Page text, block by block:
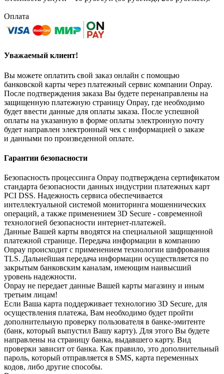
Оплата
Уважаемый клиент!
Вы можете оплатить свой заказ онлайн с помощью
банковской карты через платежный сервис компании Onpay.
После подтверждения заказа Вы будете перенаправлены на
защищенную платежную страницу Onpay, где необходимо
будет ввести данные для оплаты заказа. После успешной
оплаты на указанную в форме оплаты электронную почту
будет направлен электронный чек с информацией о заказе
и данными по произведенной оплате.
Гарантии безопасности
Безопасность процессинга Onpay подтверждена сертификатом
стандарта безопасности данных индустрии платежных карт
PCI DSS. Надежность сервиса обеспечивается
интеллектуальной системой мониторинга мошеннических
операций, а также применением 3D Secure - современной
технологией безопасности интернет-платежей.
Данные Вашей карты вводятся на специальной защищенной
платежной странице. Передача информации в компанию
Onpay происходит с применением технологии шифрования
TLS. Дальнейшая передача информации осуществляется по
закрытым банковским каналам, имеющим наивысший
уровень надежности.
Onpay не передает данные Вашей карты магазину и иным
третьим лицам!
Если Ваша карта поддерживает технологию 3D Secure, для
осуществления платежа, Вам необходимо будет пройти
дополнительную проверку пользователя в банке-эмитенте
(банк, который выпустил Вашу карту). Для этого Вы будете
направлены на страницу банка, выдавшего карту. Вид
проверки зависит от банка. Как правило, это дополнительный
пароль, который отправляется в SMS, карта переменных
кодов, либо другие способы.